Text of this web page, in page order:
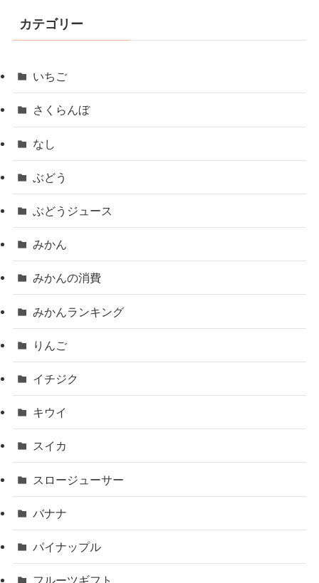
カテゴリー
いちご
さくらんぼ
なし
ぶどう
ぶどうジュース
みかん
みかんの消費
みかんランキング
りんご
イチジク
キウイ
スイカ
スロージューサー
バナナ
パイナップル
フルーツギフト